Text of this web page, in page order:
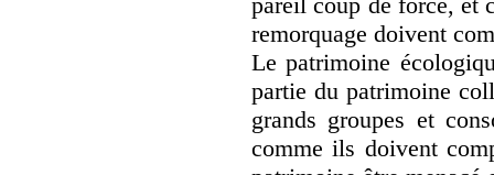
remorquage doivent
Le patrimoine
partie du patrimoine
grands groupes et
comme ils doivent